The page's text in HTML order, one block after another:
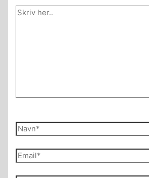
Skriv
Navn*
Email*